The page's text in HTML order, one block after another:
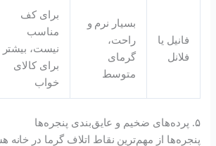
فانیل یا
فلانل
بسیار نرم و
راحت،
گرمای
متوسط
برای کف
مناسب
نیست، بیشتر
برای کالای
خواب
۵. پرده‌های ضخیم و عایق‌بندی پنجره‌ها
پنجره‌ها از مهم‌ترین نقاط اتلاف گرما در